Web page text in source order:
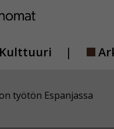
Kulttuuri
työtön Espanjassa